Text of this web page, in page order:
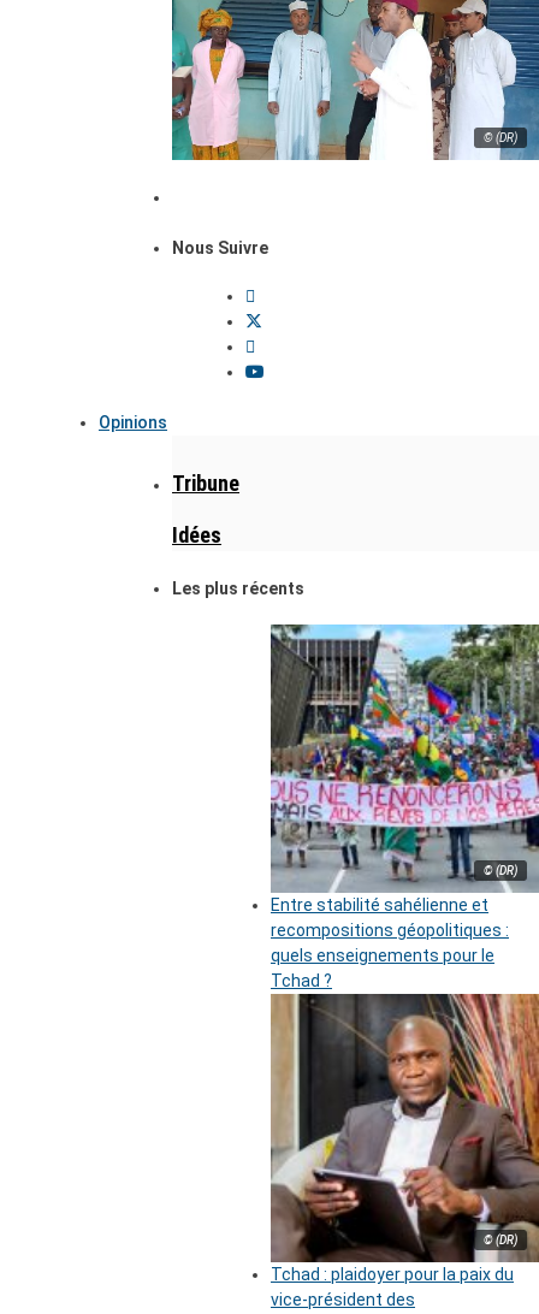
© (DR)
Nous Suivre
Opinions
Tribune
Idées
Les plus récents
© (DR)
Entre stabilité sahélienne et
recompositions géopolitiques :
quels enseignements pour le
Tchad ?
© (DR)
Tchad : plaidoyer pour la paix du
vice-président des